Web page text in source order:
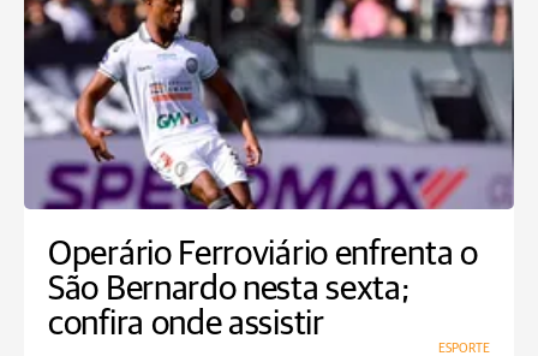
Operário Ferroviário enfrenta o
São Bernardo nesta sexta;
confira onde assistir
ESPORTE